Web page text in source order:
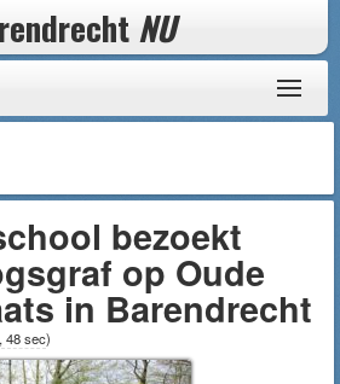
NU
bezoekt
op Oude
in Barendrecht
48 sec)